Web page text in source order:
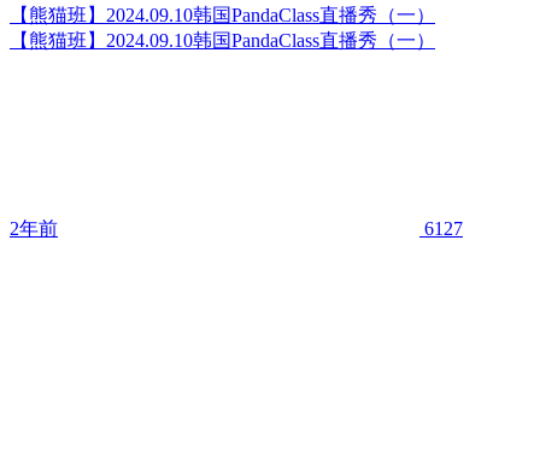
【熊猫班】2024.09.10韩国PandaClass直播秀（一）
【熊猫班】2024.09.10韩国PandaClass直播秀（一）
2年前 6127